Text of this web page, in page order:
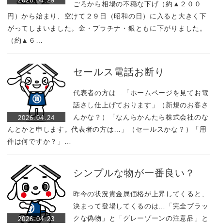
ごろから相場の不穏な下げ（約▲２００
円）から始まり、空けて２９日（昭和の日）に入ると大きく下
がってしまいました。金・プラチナ・銀ともに下がりました。
（約▲６…
2026.04.24
セールス電話お断り
代表者の方は…「ホームページを見てお電
話さし仕上げております」（新規のお客さ
んかな？）「なんらかんたら株式会社のな
んとかと申します。代表者の方は…」（セールスかな？）「用
件は何ですか？」…
2026.04.23
シンプルな物が一番良い？
昨今の状況貴金属価格が上昇してくると、
決まって登場してくるのは…「完全ブラッ
クな偽物」と「グレーゾーンの注意品」と